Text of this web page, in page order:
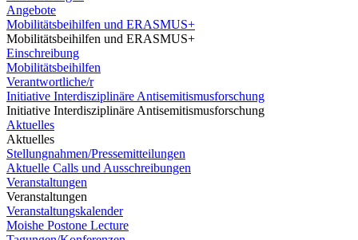
Angebote
Mobilitätsbeihilfen und ERASMUS+
Mobilitätsbeihilfen und ERASMUS+
Einschreibung
Mobilitätsbeihilfen
Verantwortliche/r
Initiative Interdisziplinäre Antisemitismusforschung
Initiative Interdisziplinäre Antisemitismusforschung
Aktuelles
Aktuelles
Stellungnahmen/Pressemitteilungen
Aktuelle Calls und Ausschreibungen
Veranstaltungen
Veranstaltungen
Veranstaltungskalender
Moishe Postone Lecture